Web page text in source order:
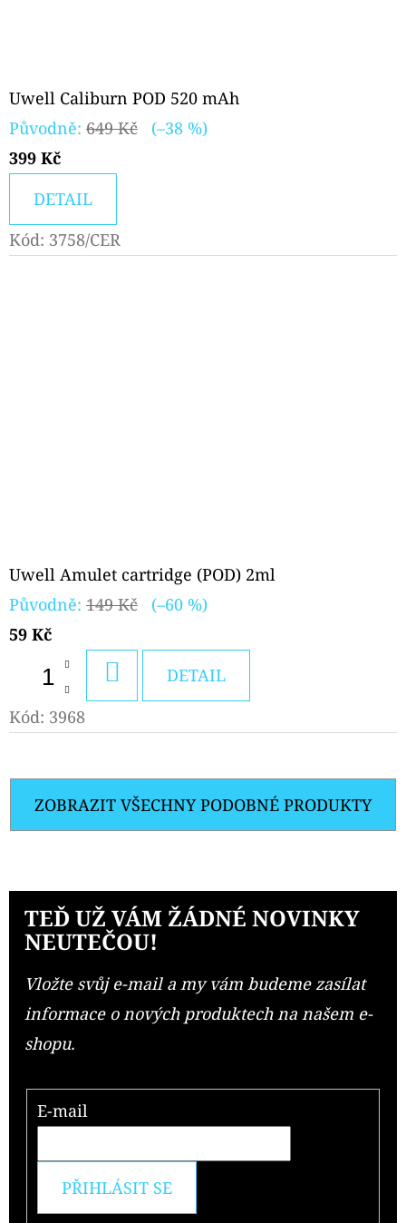
Uwell Caliburn POD 520 mAh
Původně: 649 Kč
(–38 %)
399 Kč
DETAIL
Kód: 3758/CER
Uwell Amulet cartridge (POD) 2ml
Původně: 149 Kč
(–60 %)
59 Kč
KOŠÍKU
DETAIL
Kód: 3968
ZOBRAZIT VŠECHNY PODOBNÉ PRODUKTY
TEĎ UŽ VÁM ŽÁDNÉ NOVINKY
NEUTEČOU!
Vložte svůj e-mail a my vám budeme zasílat
informace o nových produktech na našem e-
shopu.
E-mail
PŘIHLÁSIT SE